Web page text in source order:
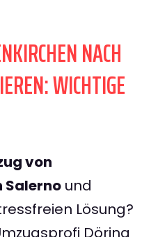
NACH
WICHTIGE
von
Salerno und
Lösung?